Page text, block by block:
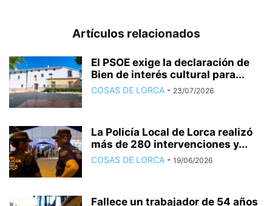
Artículos relacionados
El PSOE exige la declaración de
Bien de interés cultural para...
COSAS DE LORCA - 23/07/2026
La Policía Local de Lorca realizó
más de 280 intervenciones y...
COSAS DE LORCA - 19/06/2026
Fallece un trabajador de 54 años